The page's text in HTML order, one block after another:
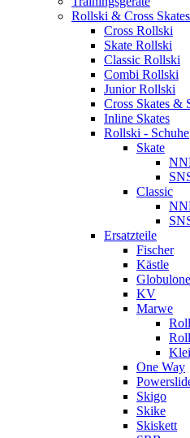
Rollski & Cross Skates
Cross Rollski
Skate Rollski
Classic Rollski
Combi Rollski
Junior Rollski
Cross Skates &
Inline Skates
Rollski - Schuhe
Skate
Classic
Ersatzteile
Fischer
Kästle
KV
Marwe
One Way
Skigo
Skike
Skiskett